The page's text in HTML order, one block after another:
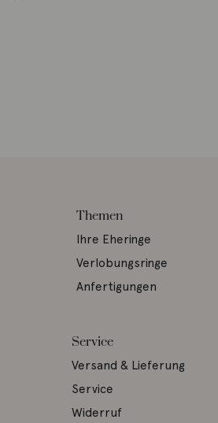
Themen
Ihre Eheringe
Verlobungsringe
Anfertigungen
Service
Versand & Lieferung
Service
Widerruf